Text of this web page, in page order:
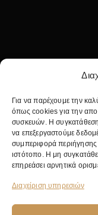
Για να παρέχουμε την
όπως cookies για την
συσκευών. Η συγκατάθεση
να επεξεργαστούμε
συμπεριφορά περιήγησης
ιστότοπο. Η μη
επηρεάσει αρνητικά
Διαχείριση υπηρεσιών